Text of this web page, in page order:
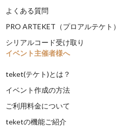
よくある質問
PRO ARTEKET（プロアルテケト）
シリアルコード受け取り
イベント主催者様へ
teket(テケト)とは？
イベント作成の方法
ご利用料金について
teketの機能ご紹介